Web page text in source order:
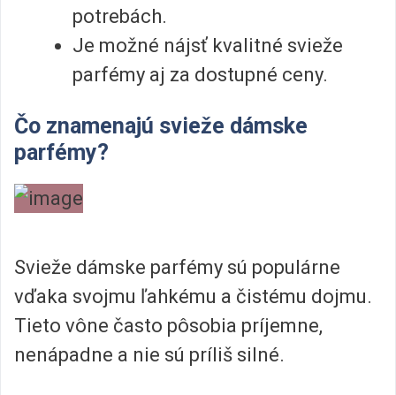
potrebách.
Je možné nájsť kvalitné svieže
parfémy aj za dostupné ceny.
Čo znamenajú svieže dámske
parfémy?
Svieže dámske parfémy sú populárne
vďaka svojmu ľahkému a čistému dojmu.
Tieto vône často pôsobia príjemne,
nenápadne a nie sú príliš silné.